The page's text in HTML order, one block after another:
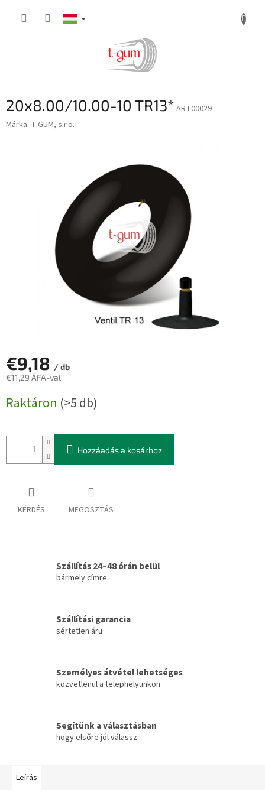
20x8.00/10.00-10 TR13* ART00029
Márka: T-GUM, s.r.o.
€9,18 / db
€11,29 ÁFA-val
Raktáron (>5 db)
Hozzáadás a kosárhoz
KÉRDÉS MEGOSZTÁS
Szállítás 24–48 órán belül
bármely címre
Szállítási garancia
sértetlen áru
Személyes átvétel lehetséges
közvetlenül a telephelyünkön
Segítünk a választásban
hogy elsőre jól válassz
Leírás